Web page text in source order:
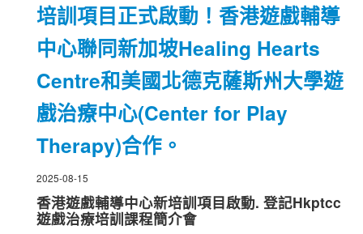
培訓項目正式啟動！香港遊戲輔導
中心聯同新加坡Healing Hearts
Centre和美國北德克薩斯州大學遊
戲治療中心(Center for Play
Therapy)合作。
2025-08-15
香港遊戲輔導中心新培訓項目啟動. 登記Hkptcc
遊戲治療培訓課程簡介會